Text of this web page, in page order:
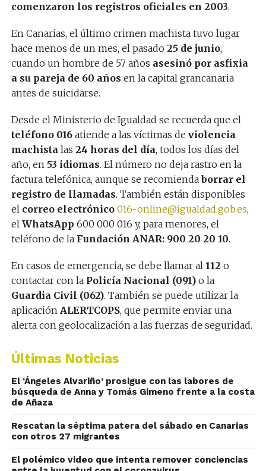
comenzaron los registros oficiales en 2003.
En Canarias, el último crimen machista tuvo lugar
hace menos de un mes, el pasado 25 de junio,
cuando un hombre de 57 años asesinó por asfixia
a su pareja de 60 años en la capital grancanaria
antes de suicidarse.
Desde el Ministerio de Igualdad se recuerda que el
teléfono 016atiende a las víctimas de violencia
machistalas 24 horas del día, todos los días del
año, en 53 idiomas. El número no deja rastro en la
factura telefónica, aunque se recomiendaborrar el
registro de llamadas. También están disponibles
el correo electrónico 016-online@igualdad.gob.es,
el WhatsApp 600 000 016 y, para menores, el
teléfono de la Fundación ANAR: 900 20 20 10.
En casos de emergencia, se debe llamar al 112 o
contactar con la Policía Nacional (091)o la
Guardia Civil (062). También se puede utilizar la
aplicación ALERTCOPS, que permite enviar una
alerta con geolocalización a las fuerzas de seguridad.
Últimas Noticias
El ‘Ángeles Alvariño’ prosigue con las labores de
búsqueda de Anna y Tomás Gimeno frente a la costa
de Añaza
Rescatan la séptima patera del sábado en Canarias
con otros 27 migrantes
El polémico video que intenta remover conciencias